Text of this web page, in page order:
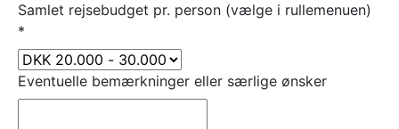
Samlet rejsebudget pr. person (vælge i rullemenuen)
*
Eventuelle bemærkninger eller særlige ønsker